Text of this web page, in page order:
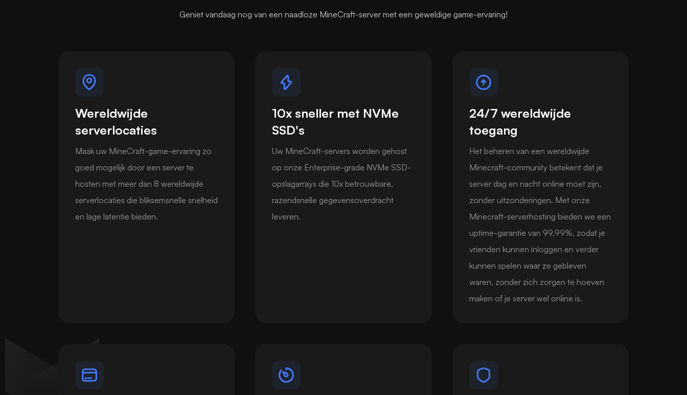
Geniet vandaag nog van een naadloze MineCraft-server met een geweldige game-ervaring!
Wereldwijde
serverlocaties
Maak uw MineCraft-game-ervaring zo
goed mogelijk door een server te
hosten met meer dan 8 wereldwijde
serverlocaties die bliksemsnelle snelheid
en lage latentie bieden.
10x sneller met NVMe
SSD's
Uw MineCraft-servers worden gehost
op onze Enterprise-grade NVMe SSD-
opslagarrays die 10x betrouwbare,
razendsnelle gegevensoverdracht
leveren.
24/7 wereldwijde
toegang
Het beheren van een wereldwijde
Minecraft-community betekent dat je
server dag en nacht online moet zijn,
zonder uitzonderingen. Met onze
Minecraft-serverhosting bieden we een
uptime-garantie van 99,99%, zodat je
vrienden kunnen inloggen en verder
kunnen spelen waar ze gebleven
waren, zonder zich zorgen te hoeven
maken of je server wel online is.